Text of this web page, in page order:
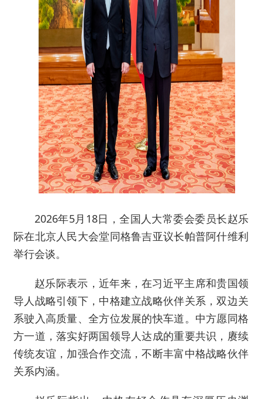
2026年5月18日，全国人大常委会委员长赵乐
际在北京人民大会堂同格鲁吉亚议长帕普阿什维利
举行会谈。
赵乐际表示，近年来，在习近平主席和贵国领
导人战略引领下，中格建立战略伙伴关系，双边关
系驶入高质量、全方位发展的快车道。中方愿同格
方一道，落实好两国领导人达成的重要共识，赓续
传统友谊，加强合作交流，不断丰富中格战略伙伴
关系内涵。